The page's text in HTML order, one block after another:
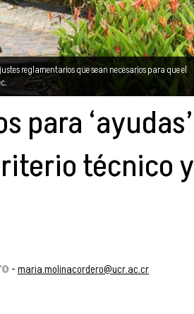
reglamentarios que sean necesarios para que el
para ‘ayudas’
técnico y
-maria.molinacordero@ucr.ac.cr